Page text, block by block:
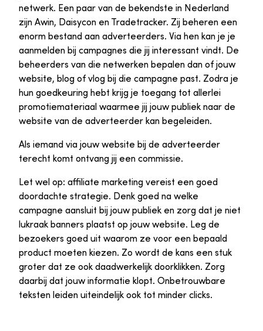
netwerk. Een paar van de bekendste in Nederland
zijn Awin, Daisycon en Tradetracker. Zij beheren een
enorm bestand aan adverteerders. Via hen kan je je
aanmelden bij campagnes die jij interessant vindt. De
beheerders van die netwerken bepalen dan of jouw
website, blog of vlog bij die campagne past. Zodra je
hun goedkeuring hebt krijg je toegang tot allerlei
promotiemateriaal waarmee jij jouw publiek naar de
website van de adverteerder kan begeleiden.
Als iemand via jouw website bij de adverteerder
terecht komt ontvang jij een commissie.
Let wel op: affiliate marketing vereist een goed
doordachte strategie. Denk goed na welke
campagne aansluit bij jouw publiek en zorg dat je niet
lukraak banners plaatst op jouw website. Leg de
bezoekers goed uit waarom ze voor een bepaald
product moeten kiezen. Zo wordt de kans een stuk
groter dat ze ook daadwerkelijk doorklikken. Zorg
daarbij dat jouw informatie klopt. Onbetrouwbare
teksten leiden uiteindelijk ook tot minder clicks.